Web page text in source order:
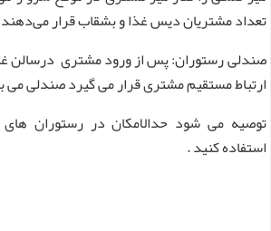
تعداد مشتریان دیس غذا و بشقاب قرار
صندلی رستوران: پس از ورود مشتری درسالن
ارتباط مستقیم مشتری قرار می گیرد صندلی می
توصیه می شود حدالامکان در رستوران
استفاده کنید .